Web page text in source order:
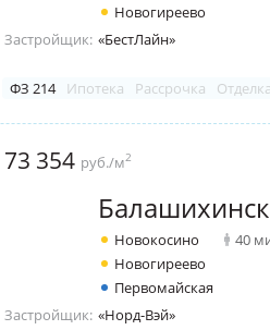
Новогиреево
Застройщик: «БестЛайн»
ФЗ 214 Ипотека Рассрочка
73 354 руб./м2
Новокосино
40
Новогиреево
Первомайская
Застройщик: «Норд-Вэй»